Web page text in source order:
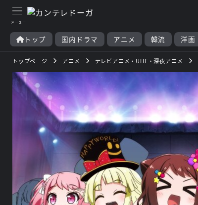
トップ 国内ドラマ アニメ 韓流 洋画
トップページ アニメ テレビアニメ・UHF・深夜アニメ